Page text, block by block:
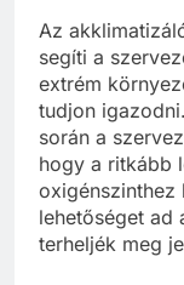
Az
segíti a
extrém
tudjon
során a
hogy a ritkább
oxigénszinthez
lehetőséget ad
terheljék meg